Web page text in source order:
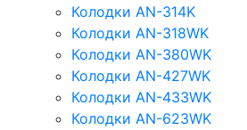
Колодки AN-314K
Колодки AN-318WK
Колодки AN-380WK
Колодки AN-427WK
Колодки AN-433WK
Колодки AN-623WK